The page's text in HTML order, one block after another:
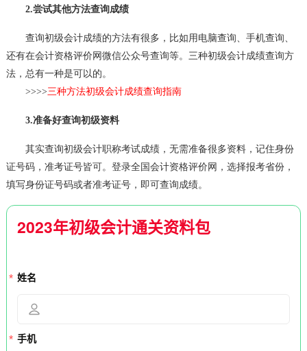
2.尝试其他方法查询成绩
查询初级会计成绩的方法有很多，比如用电脑查询、手机查询、
还有在会计资格评价网微信公众号查询等。三种初级会计成绩查询方
法，总有一种是可以的。
>>>>三种方法初级会计成绩查询指南
3.准备好查询初级资料
其实查询初级会计职称考试成绩，无需准备很多资料，记住身份
证号码，准考证号皆可。登录全国会计资格评价网，选择报考省份，
填写身份证号码或者准考证号，即可查询成绩。